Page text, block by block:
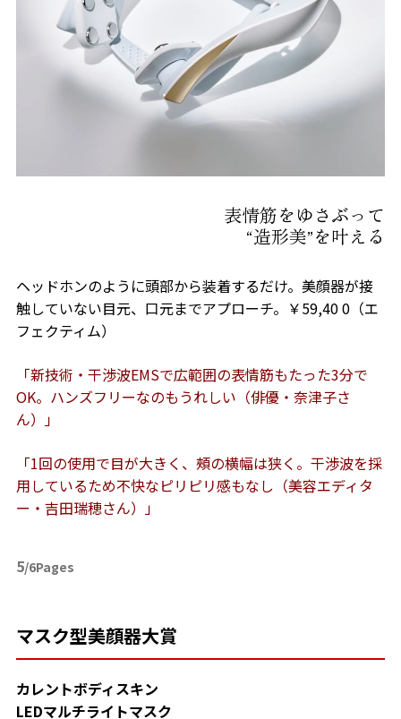
表情筋をゆさぶって
“造形美”を叶える
ヘッドホンのように頭部から装着するだけ。美顔器が接
触していない目元、口元までアプローチ。￥59,40 0（エ
フェクティム）
「新技術・干渉波EMSで広範囲の表情筋もたった3分で
OK。ハンズフリーなのもうれしい（俳優・奈津子さ
ん）」
「1回の使用で目が大きく、頰の横幅は狭く。干渉波を採
用しているため不快なピリピリ感もなし（美容エディタ
ー・吉田瑞穂さん）」
5/6Pages
マスク型美顔器大賞
カレントボディスキン
LEDマルチライトマスク